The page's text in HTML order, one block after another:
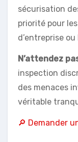
sécurisation
priorité pour
d’entreprise
N’attendez
inspection
des menaces
véritable
🔎 Demander